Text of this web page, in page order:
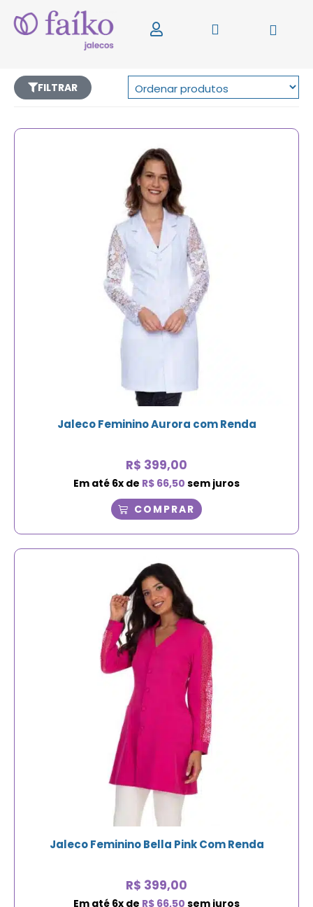
FILTRAR
Jaleco Feminino Aurora com Renda
R$ 399,00
Em até 6x de R$ 66,50 sem juros
COMPRAR
Jaleco Feminino Bella Pink Com Renda
R$ 399,00
Em até 6x de R$ 66,50 sem juros